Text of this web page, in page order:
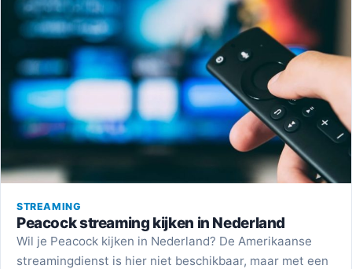
STREAMING
Peacock streaming kijken in Nederland
Wil je Peacock kijken in Nederland? De Amerikaanse
streamingdienst is hier niet beschikbaar, maar met een